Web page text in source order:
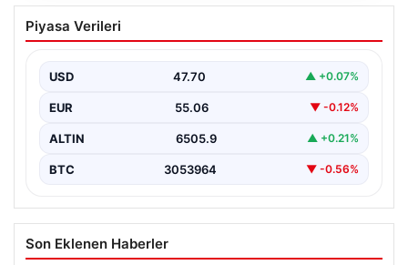
Trabzon’da Otobüste Fenalaşan
Yolcuya Şoförün Hızlı Müdahalesi
yaşındaki yolcu Hasan Öner’in hayatı, şoför Sinan
Erdoğan’ın…
Piyasa Verileri
USD 47.70 ▲ +0.07%
EUR 55.06 ▼ -0.12%
ALTIN 6505.9 ▲ +0.21%
BTC 3053964 ▼ -0.56%
Son Eklenen Haberler